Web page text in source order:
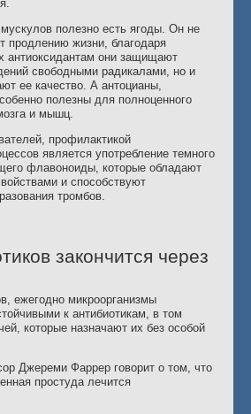
полезно есть ягоды. Он не
продлению жизни, благодаря
антиоксидантам они защищают
свободными радикалами, но и
ее качество. А антоцианы,
полезны для полноценного
и мышц.
профилактикой
является употребление темного
флавоноиды, которые обладают
и способствуют
тромбов.
закончится через
ежегодно микроорганизмы
к антибиотикам, в том
которые назначают их без особой
Джереми Фаррер говорит о том, что
простуда лечится